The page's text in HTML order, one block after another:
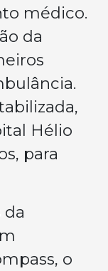
médico.
da
Hélio
para
da
o